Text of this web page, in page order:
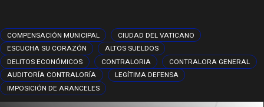
COMPENSACIÓN MUNICIPAL
CIUDAD DEL VATICANO
ESCUCHA SU CORAZÓN
ALTOS SUELDOS
DELITOS ECONÓMICOS
CONTRALORIA
CONTRALORA GENERAL
AUDITORÍA CONTRALORÍA
LEGÍTIMA DEFENSA
IMPOSICIÓN DE ARANCELES